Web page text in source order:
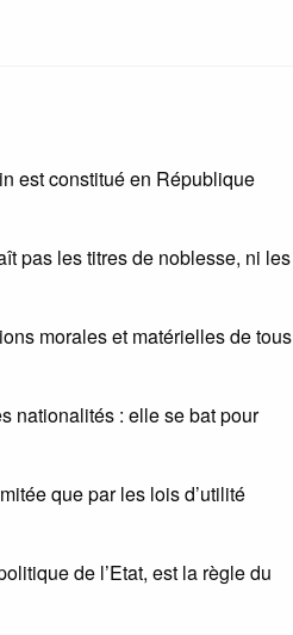
est constitué en République
pas les titres de noblesse, ni les
morales et matérielles de tous
nationalités : elle se bat pour
que par les lois d’utilité
de l’Etat, est la règle du